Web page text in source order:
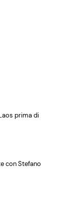
prima di
con Stefano